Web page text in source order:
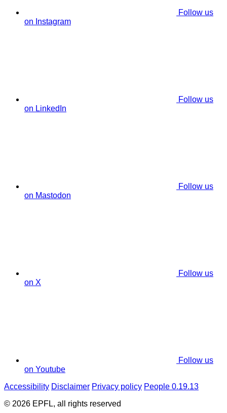
Follow us
on Instagram
Follow us
on LinkedIn
Follow us
on Mastodon
Follow us
on X
Follow us
on Youtube
Accessibility Disclaimer Privacy policy People 0.19.13
© 2026 EPFL, all rights reserved